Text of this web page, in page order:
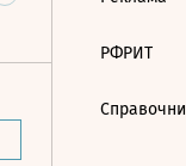
РФРИТ